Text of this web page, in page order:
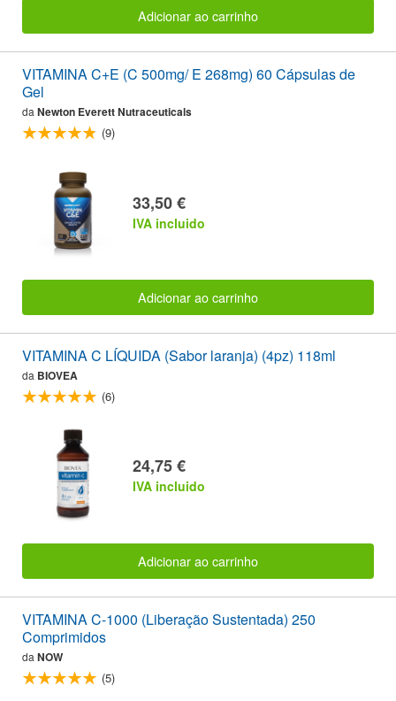
Adicionar ao carrinho
VITAMINA C+E (C 500mg/ E 268mg) 60 Cápsulas de
Gel
da Newton Everett Nutraceuticals
(9)
33,50 €
IVA incluido
Adicionar ao carrinho
VITAMINA C LÍQUIDA (Sabor laranja) (4pz) 118ml
da BIOVEA
(6)
24,75 €
IVA incluido
Adicionar ao carrinho
VITAMINA C-1000 (Liberação Sustentada) 250
Comprimidos
da NOW
(5)